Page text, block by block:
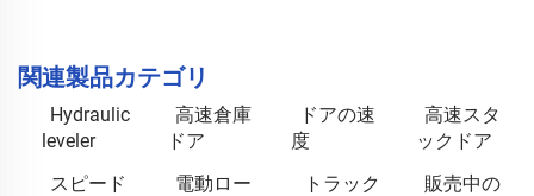
関連製品カテゴリ
Hydraulic
leveler
高速倉庫
ドア
ドアの速
度
高速スタ
ックドア
スピード
電動ロー
トラック
販売中の